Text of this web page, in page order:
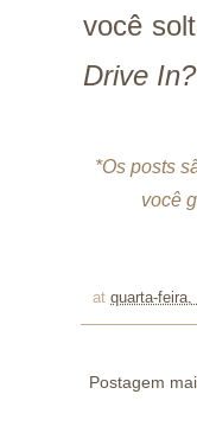
você
Drive
*Os posts
você
at quarta-
Postagem